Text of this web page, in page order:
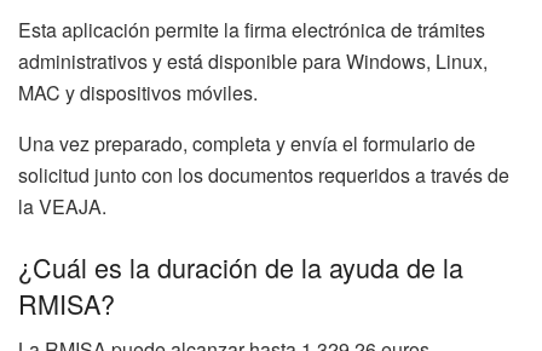
Esta aplicación permite la firma electrónica de trámites
administrativos y está disponible para Windows, Linux,
MAC y dispositivos móviles.
Una vez preparado, completa y envía el formulario de
solicitud junto con los documentos requeridos a través de
la VEAJA.
¿Cuál es la duración de la ayuda de la
RMISA?